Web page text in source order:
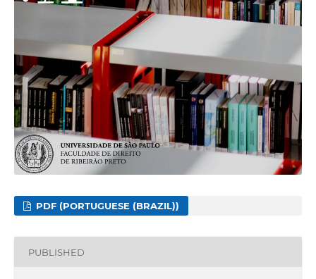
PDF (PORTUGUESE (BRAZIL))
PUBLISHED